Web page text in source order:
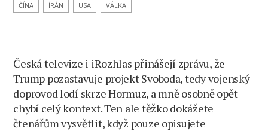
ČÍNA ÍRÁN USA VÁLKA
Česká televize i iRozhlas přinášejí zprávu, že
Trump pozastavuje projekt Svoboda, tedy vojenský
doprovod lodí skrze Hormuz, a mně osobně opět
chybí celý kontext. Ten ale těžko dokážete
čtenářům vysvětlit, když pouze opisujete